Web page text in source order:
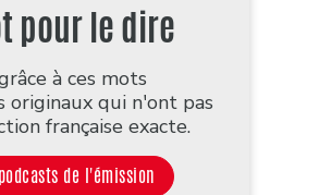
pour le dire
à ces mots
originaux qui n'ont pas
française exacte.
de l'émission